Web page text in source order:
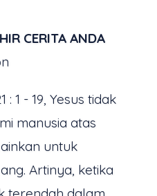
CERITA ANDA
1 - 19, Yesus tidak
manusia atas
untuk
Artinya, ketika